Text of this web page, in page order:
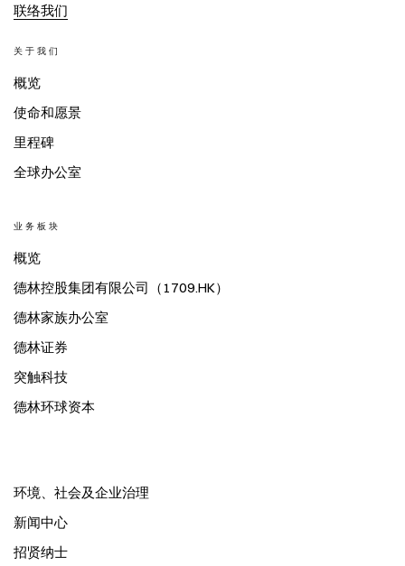
联络我们
关于我们
概览
使命和愿景
里程碑
全球办公室
业务板块
概览
德林控股集团有限公司（1709.HK）
德林家族办公室
德林证券
突触科技
德林环球资本
环境、社会及企业治理
新闻中心
招贤纳士